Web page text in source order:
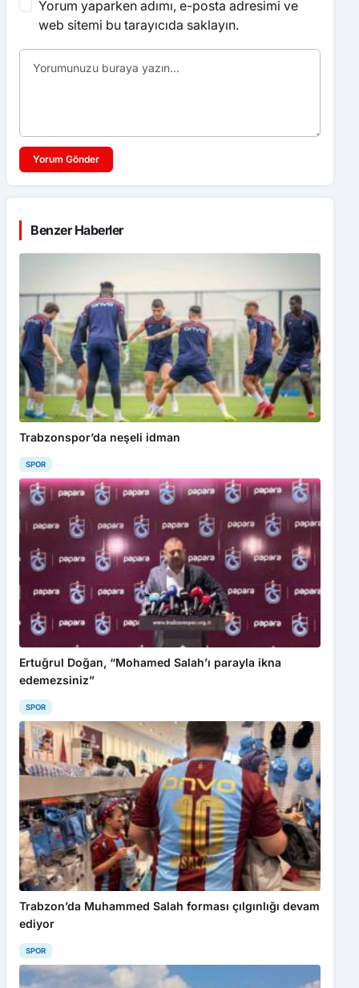
Yorum yaparken adımı, e-posta adresimi ve
web sitemi bu tarayıcıda saklayın.
Yorum Gönder
Benzer Haberler
Trabzonspor’da neşeli idman
SPOR
Ertuğrul Doğan, “Mohamed Salah’ı parayla ikna
edemezsiniz”
SPOR
Trabzon’da Muhammed Salah forması çılgınlığı devam
ediyor
SPOR